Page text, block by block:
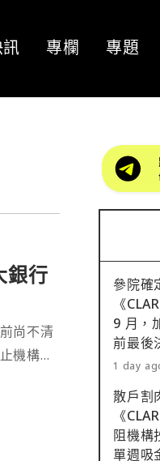
專欄 專題
銀行
尚不清
機構層
參院確
《
9 月，
前最後
1 day
散戶割
《
阻機構
單週吸